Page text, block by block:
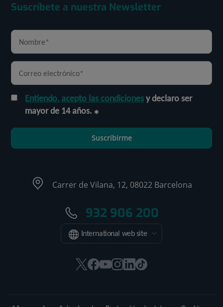
Suscríbete a nuestra Newsletter
Entiendo, acepto las condicionesy declaro ser
mayor de 14 años.
Suscribirme
Carrer de Vilana, 12, 08022 Barcelona
932 906 200
International web site
EsteEsteEsteEsteEsteEnlace